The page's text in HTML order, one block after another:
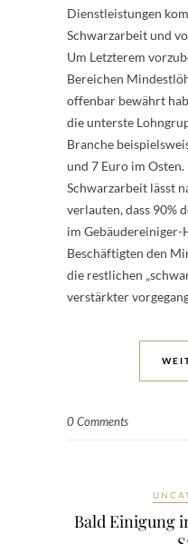
Dienstleistungen
Schwarzarbeit und
Um Letzterem
Bereichen
offenbar bewährt
die unterste
Branche
und 7 Euro im
Schwarzarbeit lässt
verlauten, dass 90%
im
Beschäftigten den
die restlichen
verstärkter
0 Comments
Bald Einigung